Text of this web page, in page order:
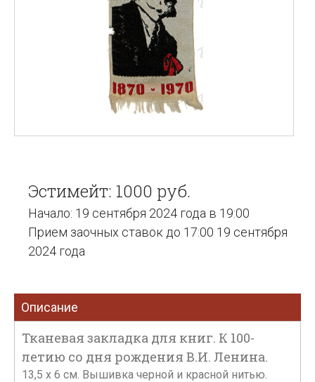
Эстимейт: 1000 руб.
Начало: 19 сентября 2024 года в 19:00
Прием заочных ставок до 17:00 19 сентября
2024 года
Описание
Тканевая закладка для книг. К 100-
летию со дня рождения В.И. Ленина.
13,5 х 6 см. Вышивка черной и красной нитью.